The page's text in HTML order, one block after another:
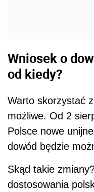
Wniosek o
od kiedy?
Warto skorzystać
możliwe. Od 2
Polsce nowe
dowód będzie
Skąd takie
dostosowania